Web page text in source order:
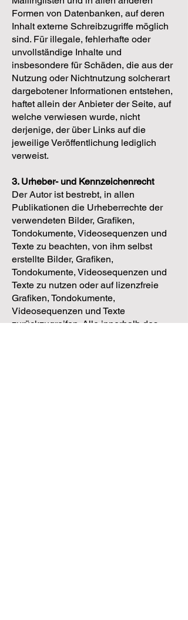
Formen von Datenbanken, auf deren
Inhalt externe Schreibzugriffe möglich
sind. Für illegale, fehlerhafte oder
unvollständige Inhalte und
insbesondere für Schäden, die aus der
Nutzung oder Nichtnutzung solcherart
dargebotener Informationen entstehen,
haftet allein der Anbieter der Seite, auf
welche verwiesen wurde, nicht
derjenige, der über Links auf die
jeweilige Veröffentlichung lediglich
verweist.
3. Urheber- und Kennzeichenrecht
Der Autor ist bestrebt, in allen
Publikationen die Urheberrechte der
verwendeten Bilder, Grafiken,
Tondokumente, Videosequenzen und
Texte zu beachten, von ihm selbst
erstellte Bilder, Grafiken,
Tondokumente, Videosequenzen und
Texte zu nutzen oder auf lizenzfreie
Grafiken, Tondokumente,
Videosequenzen und Texte
zurückzugreifen. Alle innerhalb des